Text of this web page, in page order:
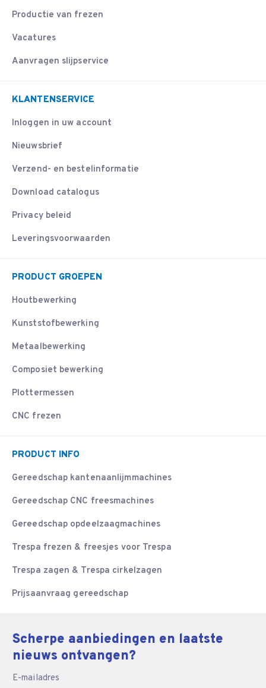
Productie van frezen
Vacatures
Aanvragen slijpservice
KLANTENSERVICE
Inloggen in uw account
Nieuwsbrief
Verzend- en bestelinformatie
Download catalogus
Privacy beleid
Leveringsvoorwaarden
PRODUCT GROEPEN
Houtbewerking
Kunststofbewerking
Metaalbewerking
Composiet bewerking
Plottermessen
CNC frezen
PRODUCT INFO
Gereedschap kantenaanlijmmachines
Gereedschap CNC freesmachines
Gereedschap opdeelzaagmachines
Trespa frezen & freesjes voor Trespa
Trespa zagen & Trespa cirkelzagen
Prijsaanvraag gereedschap
Scherpe aanbiedingen en laatste
nieuws ontvangen?
E-mailadres